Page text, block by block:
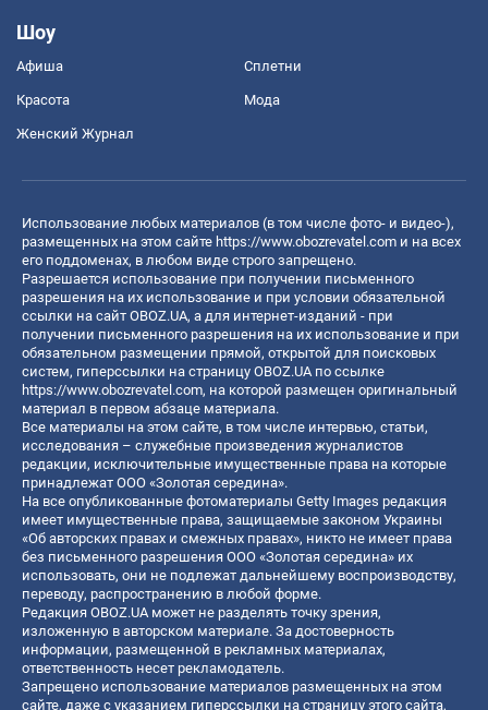
Шоу
Афиша Сплетни
Красота Мода
Женский Журнал
Использование любых материалов (в том числе фото- и видео-),
размещенных на этом сайте https://www.obozrevatel.com и на всех
его поддоменах, в любом виде строго запрещено.
Разрешается использование при получении письменного
разрешения на их использование и при условии обязательной
ссылки на сайт OBOZ.UA, а для интернет-изданий - при
получении письменного разрешения на их использование и при
обязательном размещении прямой, открытой для поисковых
систем, гиперссылки на страницу OBOZ.UA по ссылке
https://www.obozrevatel.com, на которой размещен оригинальный
материал в первом абзаце материала.
Все материалы на этом сайте, в том числе интервью, статьи,
исследования – служебные произведения журналистов
редакции, исключительные имущественные права на которые
принадлежат ООО «Золотая середина».
На все опубликованные фотоматериалы Getty Images редакция
имеет имущественные права, защищаемые законом Украины
«Об авторских правах и смежных правах», никто не имеет права
без письменного разрешения ООО «Золотая середина» их
использовать, они не подлежат дальнейшему воспроизводству,
переводу, распространению в любой форме.
Редакция OBOZ.UA может не разделять точку зрения,
изложенную в авторском материале. За достоверность
информации, размещенной в рекламных материалах,
ответственность несет рекламодатель.
Запрещено использование материалов размещенных на этом
сайте, даже с указанием гиперссылки на страницу этого сайта,